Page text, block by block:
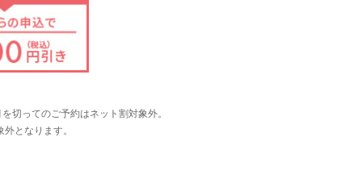
切ってのご予約はネット割対象外。
となります。